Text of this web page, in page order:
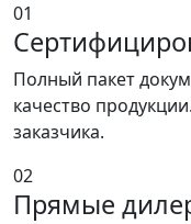
01
Полный пакет
качество
заказчика.
02
Прямые